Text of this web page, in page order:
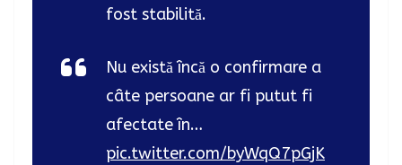
fost stabilită.
Nu există încă o confirmare a
câte persoane ar fi putut fi
afectate în…
pic.twitter.com/byWqQ7pGjK